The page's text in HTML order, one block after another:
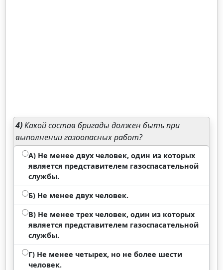
4)Какой состав бригады должен быть при
выполнении газоопасных работ?
А) Не менее двух человек, один из которых
является представителем газоспасательной
службы.
Б) Не менее двух человек.
В) Не менее трех человек, один из которых
является представителем газоспасательной
службы.
Г) Не менее четырех, но не более шести
человек.